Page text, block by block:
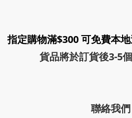
指定購物滿$300 可免費本
貨品將於訂貨後3-5
聯絡我們